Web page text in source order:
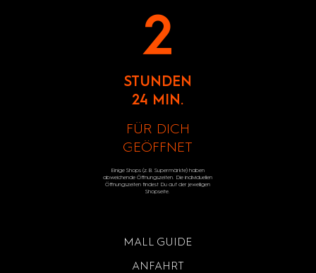
2
STUNDEN
24 MIN.
FÜR DICH
GEÖFFNET
Einige Shops (z.B. Supermärkte) haben
abweichende Öffnungszeiten. Die individuellen
Öffnungszeiten findest Du auf der jeweiligen
Shopseite.
MALL GUIDE
ANFAHRT